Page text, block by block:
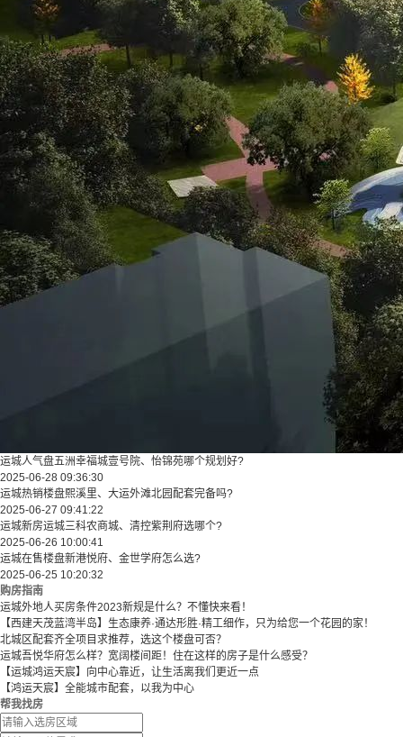
运城人气盘五洲幸福城壹号院、怡锦苑哪个规划好?
2025-06-28 09:36:30
运城热销楼盘熙溪里、大运外滩北园配套完备吗?
2025-06-27 09:41:22
运城新房运城三科农商城、清控紫荆府选哪个?
2025-06-26 10:00:41
运城在售楼盘新港悦府、金世学府怎么选?
2025-06-25 10:20:32
购房指南
运城外地人买房条件2023新规是什么？不懂快来看！
【西建天茂蓝湾半岛】生态康养·通达形胜·精工细作，只为给您一个花园的家！
北城区配套齐全项目求推荐，选这个楼盘可否？
运城吾悦华府怎么样？宽阔楼间距！住在这样的房子是什么感受？
【运城鸿运天宸】向中心靠近，让生活离我们更近一点
【鸿运天宸】全能城市配套，以我为中心
帮我找房